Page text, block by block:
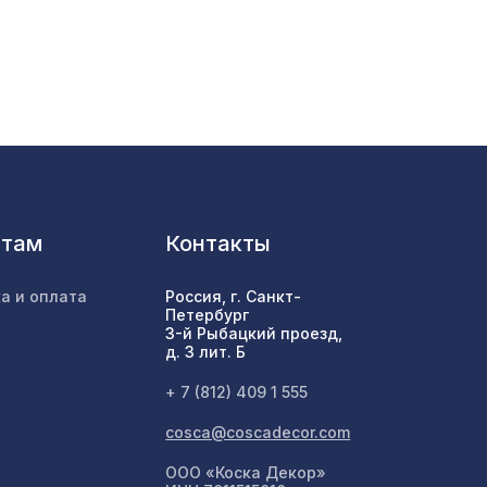
и оплата
Контакты
Россия, г. Санкт-
Петербург
3-й Рыбацкий проезд,
д. 3 лит. Б
+ 7 (812) 409 1 555
cosca@coscadecor.com
ООО «Коска Декор»